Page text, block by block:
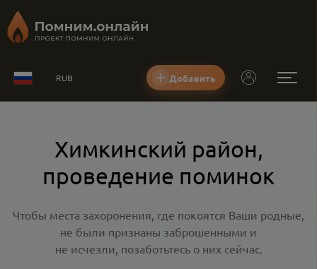
RUB Добавить
Химкинский район,
проведение поминок
Чтобы места захоронения, где покоятся Ваши родные,
не были признаны заброшенными и
не исчезли, позаботьтесь о них сейчас.